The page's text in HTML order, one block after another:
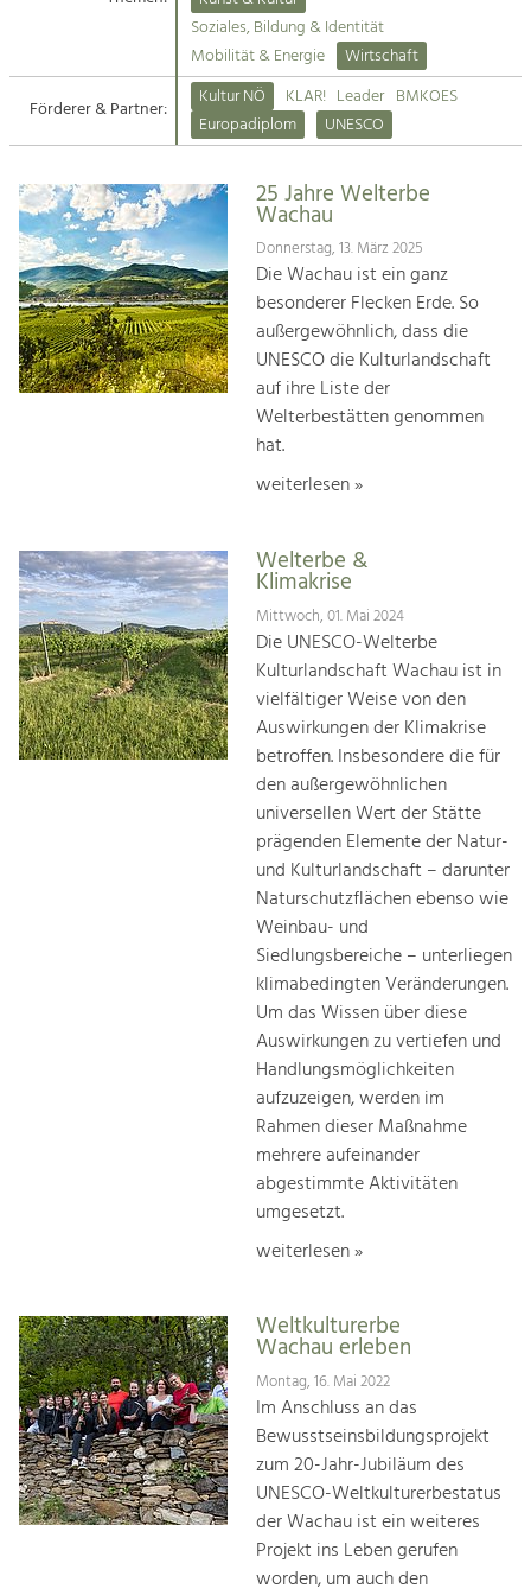
Suche
Impressum
Kontakt
Angebotsentwicklung und
Handwerk, Wissenschaft und Forschung.
Soziales, Bildung &
Identität
Gleichberechtigung, Jugend und
Integration
Mobilität & Energie
Klimawandel, öffentlicher Verkehr und
Steigerung regionaler Wertschöpfung
Soziales, Bildung & Identität
Mobilität & Energie
Wirtschaft
Förderer & Partner:
Kultur NÖ KLAR! Leader BMKOES
Europadiplom
UNESCO
25 Jahre Welterbe
Wachau
Donnerstag, 13. März 2025
Die Wachau ist ein ganz
besonderer Flecken Erde. So
außergewöhnlich, dass die
UNESCO die Kulturlandschaft
auf ihre Liste der
Welterbestätten genommen
hat.
weiterlesen »
Welterbe &
Klimakrise
Mittwoch, 01. Mai 2024
Die UNESCO-Welterbe
Kulturlandschaft Wachau ist in
vielfältiger Weise von den
Auswirkungen der Klimakrise
betroffen. Insbesondere die für
den außergewöhnlichen
universellen Wert der Stätte
prägenden Elemente der Natur-
und Kulturlandschaft – darunter
Naturschutzflächen ebenso wie
Weinbau- und
Siedlungsbereiche – unterliegen
klimabedingten Veränderungen.
Um das Wissen über diese
Auswirkungen zu vertiefen und
Handlungsmöglichkeiten
aufzuzeigen, werden im
Rahmen dieser Maßnahme
mehrere aufeinander
abgestimmte Aktivitäten
umgesetzt.
weiterlesen »
Weltkulturerbe
Wachau erleben
Montag, 16. Mai 2022
Im Anschluss an das
Bewusstseinsbildungsprojekt
zum 20-Jahr-Jubiläum des
UNESCO-Weltkulturerbestatus
der Wachau ist ein weiteres
Projekt ins Leben gerufen
worden, um auch den